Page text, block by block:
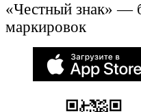
«Честный знак» —
маркировок